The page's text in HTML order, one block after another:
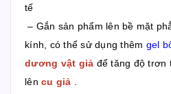
tế
– Gắn sản phẩm lên bề mặt
kính, có thể sử dụng thêm gel
dương vật giả để tăng độ trơn
lên cu giả